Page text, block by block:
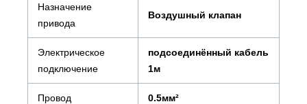
Назначение
привода
Воздушный клапан
Электрическое
подключение
подсоединённый кабель
1м
Провод 0.5мм²